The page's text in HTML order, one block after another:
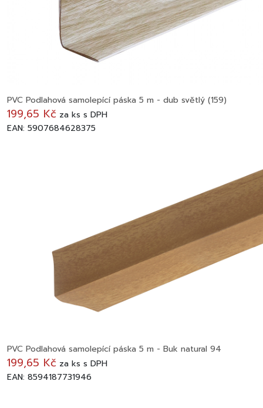
PVC Podlahová samolepící páska 5 m - dub světlý (159)
199,65 Kč za ks s DPH
EAN: 5907684628375
PVC Podlahová samolepící páska 5 m - Buk natural 94
199,65 Kč za ks s DPH
EAN: 8594187731946